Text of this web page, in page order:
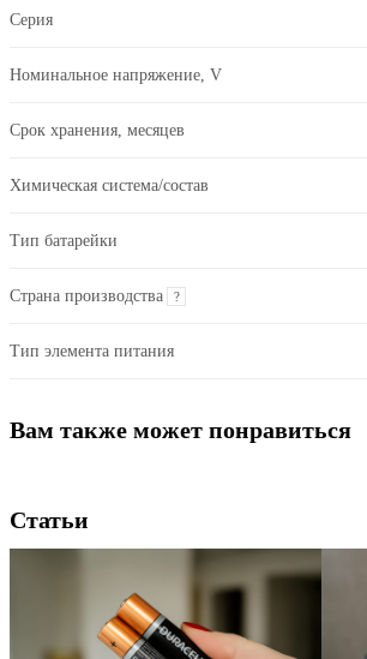
Серия
Номинальное напряжение, V
Срок хранения, месяцев
Химическая система/состав
Тип батарейки
Страна производства ?
Тип элемента питания
Вам также может понравиться
Статьи